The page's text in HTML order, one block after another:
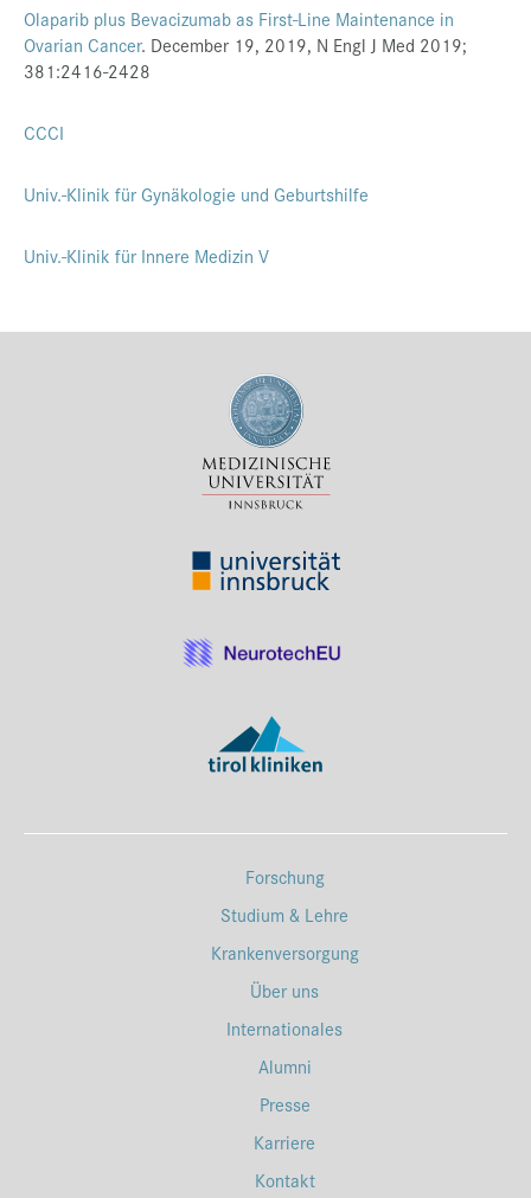
Olaparib plus Bevacizumab as First-Line Maintenance in
Ovarian Cancer. December 19, 2019, N Engl J Med 2019;
381:2416-2428
CCCI
Univ.-Klinik für Gynäkologie und Geburtshilfe
Univ.-Klinik für Innere Medizin V
Forschung
Studium & Lehre
Krankenversorgung
Über uns
Internationales
Alumni
Presse
Karriere
Kontakt